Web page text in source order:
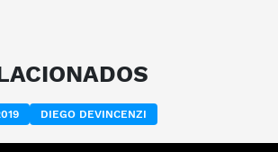
DIEGO DEVINCENZI